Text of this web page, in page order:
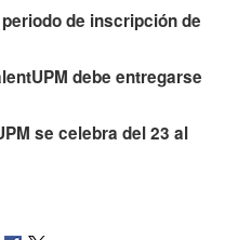
de inscripción de
debe entregarse
se celebra del 23 al